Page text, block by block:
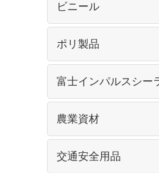
ビニール
ポリ製品
富士インパルスシー
農業資材
交通安全用品